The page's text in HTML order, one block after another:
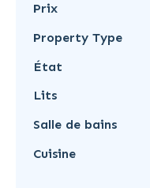
Prix
Property Type
État
Lits
Salle de bains
Cuisine